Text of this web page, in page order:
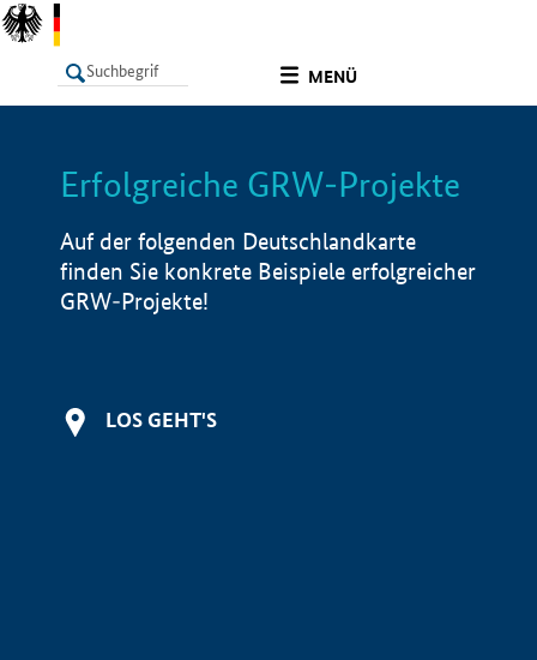
MENÜ
LISTE Info
Erfolgreiche GRW-Projekte
Auf der folgenden Deutschlandkarte
finden Sie konkrete Beispiele erfolgreicher
GRW-Projekte!
LOS GEHT'S